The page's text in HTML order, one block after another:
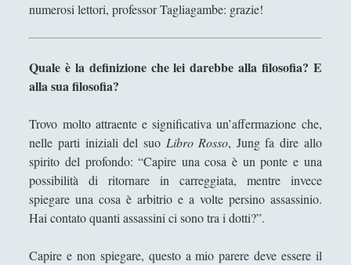
► Filologia(4)
► Geopolitica(11)
► I percorsi di SF2.0(7)
▼ Interviste(70)
► Artificial Intelligence(1)
► Intelligence & Interview – Italian Version(3)
► Technology(3)
numerosi lettori, professor Tagliagambe: grazie!
Quale è la definizione che lei darebbe alla filosofia? E
alla sua filosofia?
Trovo molto attraente e significativa un’affermazione che,
nelle parti iniziali del suo Libro Rosso, Jung fa dire allo
spirito del profondo: “Capire una cosa è un ponte e una
possibilità di ritornare in carreggiata, mentre invece
spiegare una cosa è arbitrio e a volte persino assassinio.
Hai contato quanti assassini ci sono tra i dotti?”.
Capire e non spiegare, questo a mio parere deve essere il